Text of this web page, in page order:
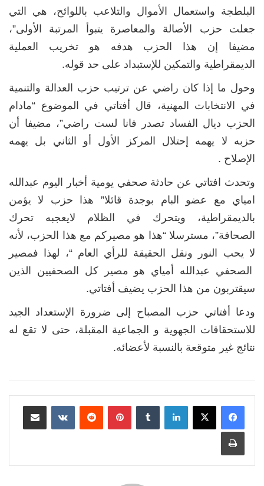
البلطجة واستعمال الأموال والتلاعب باللوائح، هي التي
جعلت حزب الأصالة والمعاصرة يتبوأ المرتبة الأولى”،
مضيفا إن هذا الحزب هدفه هو تخريب العملية
الديمقراطية والتمكين للإستبداد على حد قوله.
وحول ما إذا كان راضي عن ترتيب حزب العدالة والتنمية
في الانتخابات المهنية، قال أفتاتي في الموضوع “مادام
الحزب ديال الفساد تصدر فانا لست راضي”، مضيفا أن
حزبه لا يهمه إحتلال المركز الأول أو الثاني بل يهمه
الإصلاح .
وتحدث افتاتي عن حادثة صحفي يومية أخبار اليوم عبدالله
امياي مع عضو البام بوجدة قائلا” هذا حزب لا يؤمن
بالديمقراطية، ويتحرك في الظلام لايعجبه تحرك
الصحافة”، مسترسلا “هذا هو مصيركم مع هذا الحزب، لأنه
لا يحب النور ونقل الحقيقة للرأي العام “، لهذا فمصير
الصحفي عبدالله أمياي هو مصير كل الصحفيين الذين
سيقتربون من هذا الحزب يضيف أفتاتي.
ودعا أفتاتي حزب المصباح إلى ضرورة الإستعداد الجيد
للاستحقاقات الجهوية و الجماعية المقبلة، حتى لا تقع له
نتائج غير متوقعة بالنسبة لأعضائه.
لينكدإن بينتيريست مشاركة عبر البريد
طباعة